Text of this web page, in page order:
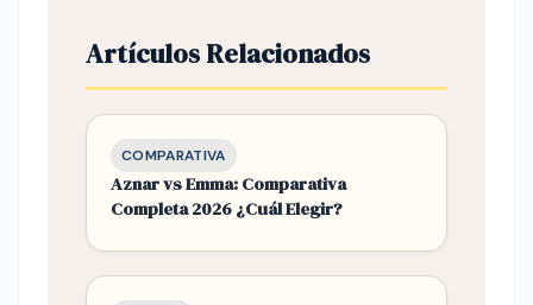
Artículos Relacionados
COMPARATIVA
Aznar vs Emma: Comparativa
Completa 2026 ¿Cuál Elegir?